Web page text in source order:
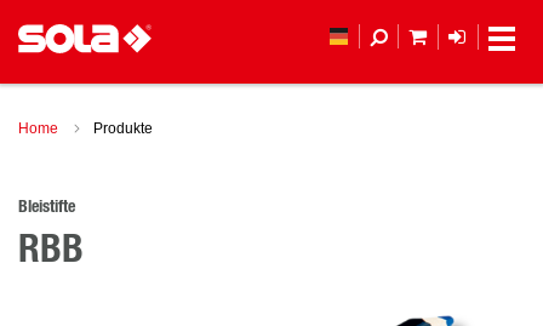
Home Produkte
Bleistifte
RBB
MEIN